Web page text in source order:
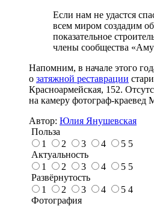
Если нам не удастся
всем миром создадим
показательное
члены сообщества
Напомним, в начале этого
о затяжной реставрации
Красноармейская, 152.
на камеру фотограф-краевед
Автор: Юлия Янушевская
Польза
1
2 3 4 5 5
Актуальность
1
2 3 4 5 5
Развёрнутость
1
2 3 4 5 4
Фотография